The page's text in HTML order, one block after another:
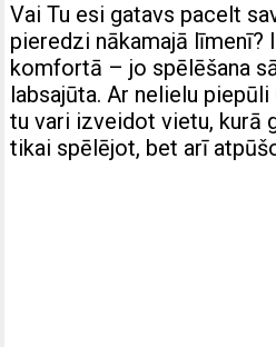
Vai Tu esi gatavs pacelt
pieredzi nākamajā līmenī?
komfortā – jo spēlēšana
labsajūta. Ar nelielu
tu vari izveidot vietu, kurā
tikai spēlējot, bet arī